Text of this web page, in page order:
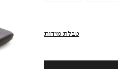
טבלת מידות